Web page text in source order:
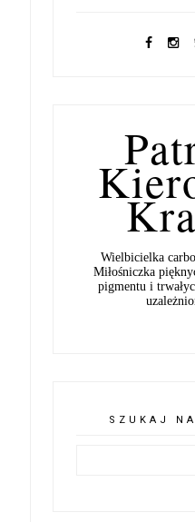
Wielbicielka
Miłośniczka
pigmentu i
SZUKAJ